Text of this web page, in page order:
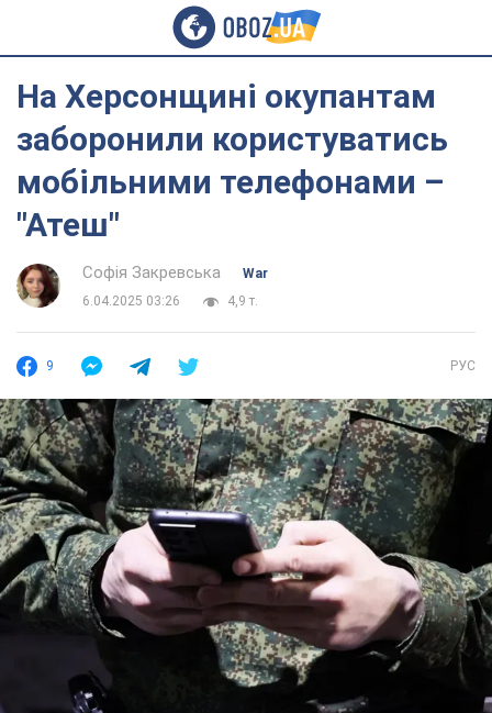
На Херсонщині окупантам
заборонили користуватись
мобільними телефонами –
"Атеш"
Софія Закревська
War
6.04.2025 03:26
4,9 т.
9 РУС